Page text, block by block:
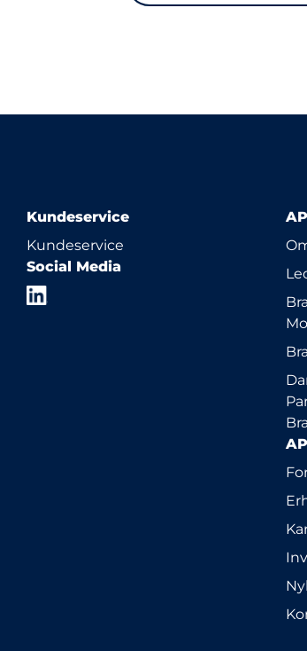
Kundeservice
Kundeservice
Social Media